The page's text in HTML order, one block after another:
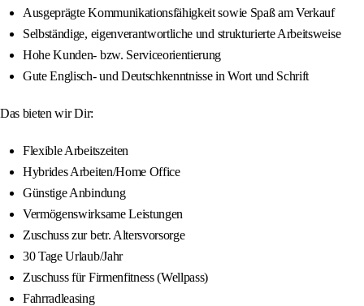
Ausgeprägte Kommunikationsfähigkeit sowie Spaß am Verkauf
Selbständige, eigenverantwortliche und strukturierte Arbeitsweise
Hohe Kunden- bzw. Serviceorientierung
Gute Englisch- und Deutschkenntnisse in Wort und Schrift
Das bieten wir Dir:
Flexible Arbeitszeiten
Hybrides Arbeiten/Home Office
Günstige Anbindung
Vermögenswirksame Leistungen
Zuschuss zur betr. Altersvorsorge
30 Tage Urlaub/Jahr
Zuschuss für Firmenfitness (Wellpass)
Fahrradleasing